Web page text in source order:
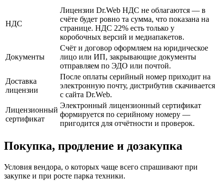
НДС
Лицензии Dr.Web НДС не облагаются — в
счёте будет ровно та сумма, что показана на
странице. НДС 22% есть только у
коробочных версий и медиапакетов.
Документы
Счёт и договор оформляем на юридическое
лицо или ИП, закрывающие документы
отправляем по ЭДО или почтой.
Доставка
лицензии
После оплаты серийный номер приходит на
электронную почту, дистрибутив скачивается
с сайта Dr.Web.
Лицензионный
сертификат
Электронный лицензионный сертификат
формируется по серийному номеру —
пригодится для отчётности и проверок.
Покупка, продление и дозакупка
Условия вендора, о которых чаще всего спрашивают при
закупке и при росте парка техники.